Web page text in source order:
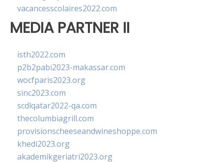
vacancesscolaires2022.com
MEDIA PARTNER II
isth2022.com
p2b2pabi2023-makassar.com
wocfparis2023.org
sinc2023.com
scdlqatar2022-qa.com
thecolumbiagrill.com
provisionscheeseandwineshoppe.com
khedi2023.org
akademikgeriatri2023.org